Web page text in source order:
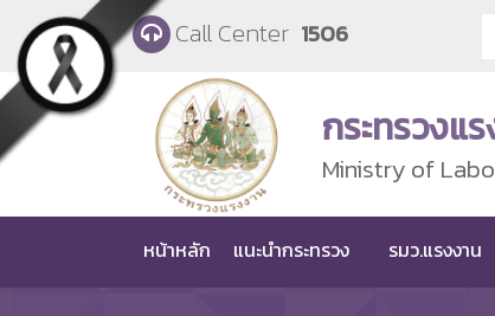
Skip to main content
Call Center 1506
กระทรวงแ
Ministry of
หน้าหลัก แนะนำกระทรวง รมว.แรงงาน